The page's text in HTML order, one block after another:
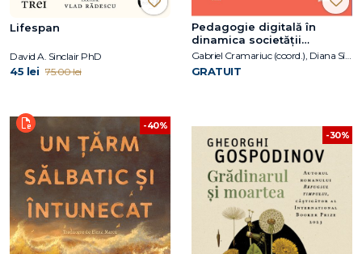
Lifespan
David A. Sinclair PhD
45 lei 75.00 lei
Pedagogie digitală în
dinamica societății
contemporane
Gabriel Cramariuc (coord.), Diana Sînziana Duca (coord.)
GRATUIT
-40%
-30%